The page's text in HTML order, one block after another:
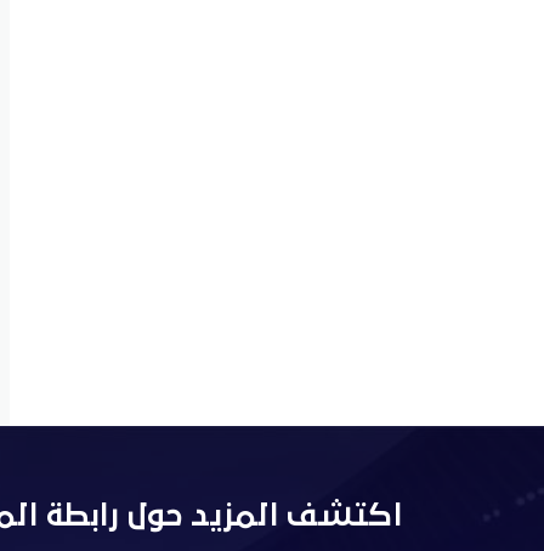
اكتشف المزيد حول رابطة